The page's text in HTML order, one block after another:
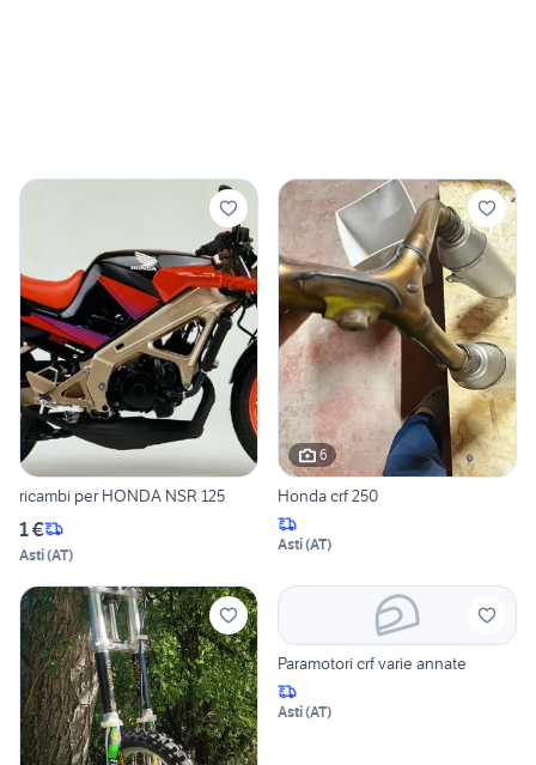
ricambi per HONDA NSR 125
1 €
Asti(AT)
6
Honda crf 250
Asti(AT)
Paramotori crf varie annate
Asti(AT)